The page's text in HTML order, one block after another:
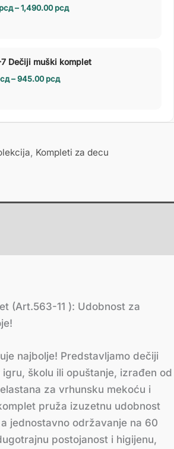
рсд–1,490.00рсд
Dečiji muški komplet
–945.00рсд
Kompleti za decu
(Art.563-11 ): Udobnost za
najbolje! Predstavljamo dečiji
školu ili opuštanje, izrađen od
za vrhunsku mekoću i
pruža izuzetnu udobnost
jednostavno održavanje na 60
postojanost i higijenu,